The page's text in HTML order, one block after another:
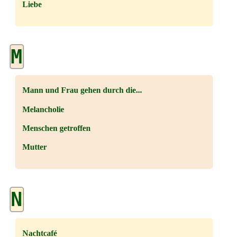
Liebe
M
Mann und Frau gehen durch die...
Melancholie
Menschen getroffen
Mutter
N
Nachtcafé